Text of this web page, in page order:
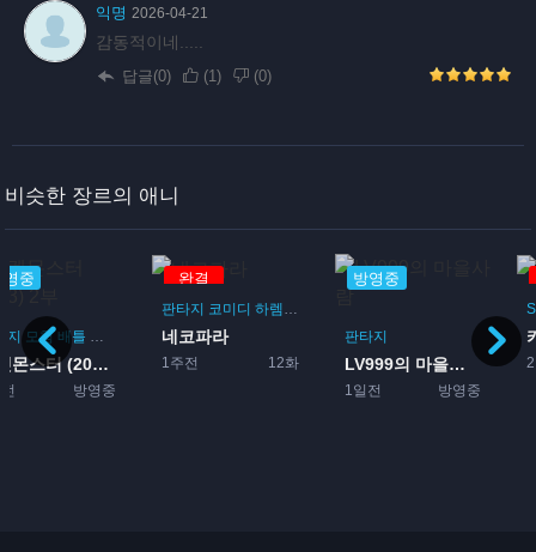
익명 2026-04-21
감동적이네.....
답글(0) (1) (0)
비슷한 장르의 애니
드라마 로맨스
네코파라
1주전
판타지 카우보이 비밥
2일전 26화